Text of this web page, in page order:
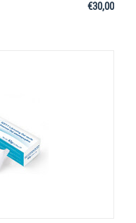
€30,00